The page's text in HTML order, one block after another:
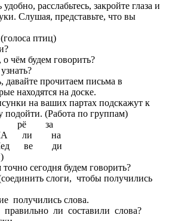
удобно, расслабьтесь, закройте глаза и
Слушая, представьте, что вы
птиц)
чём будем говорить?
давайте прочитаем письма в
находятся на доске.
на ваших партах подскажут к
подойти. (Работа по группам)
Бе рё за
ли на
ве ди
сегодня будем говорить?
слоги, чтобы получились
получились слова.
ли составили слова?